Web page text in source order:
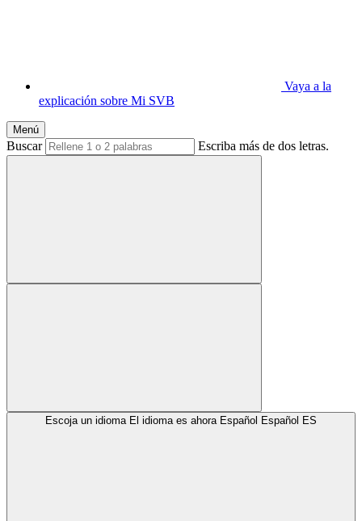
Vaya a la
explicación sobre Mi SVB
Menú
Buscar Escriba más de dos letras.
Escoja un idioma El idioma es ahora Español Español ES